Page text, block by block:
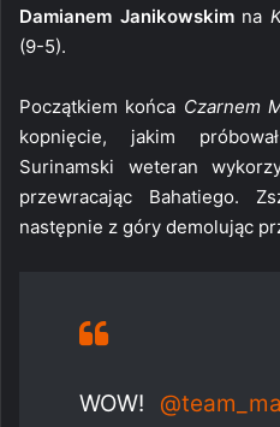
Damianem Janikowskimna
(9-5).
Początkiem końca Czarnem
kopnięcie, jakim
Surinamski weteran
przewracając Bahatiego.
następnie z góry demolując
WOW!